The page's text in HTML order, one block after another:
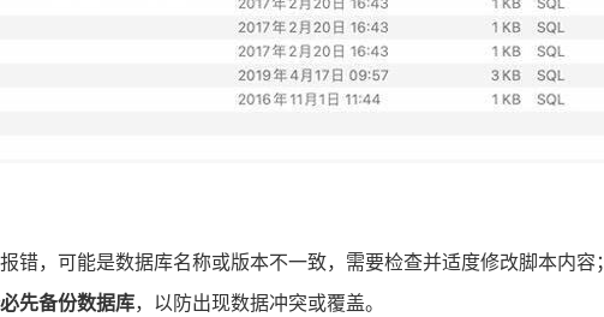
错，可能是数据库名称或版本不一致，需要检查并适度修改脚本内容；
先备份数据库，以防出现数据冲突或覆盖。